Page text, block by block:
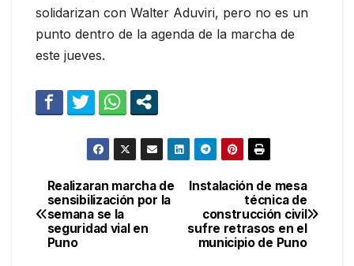
solidarizan con Walter Aduviri, pero no es un
punto dentro de la agenda de la marcha de
este jueves.
Navegación
de
Instalación de mesa
técnica de
construcción civil
sufre retrasos en el
municipio de Puno
Realizaran marcha de
sensibilización por la
semana se la
seguridad vial en
Puno